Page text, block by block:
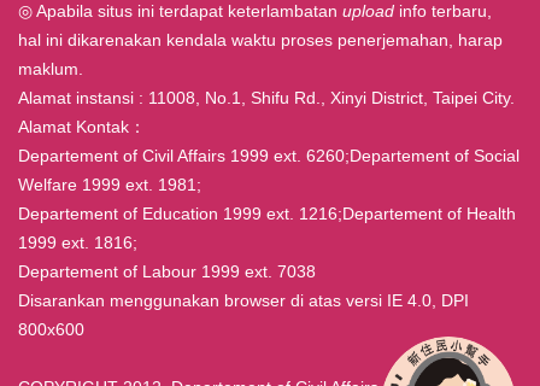
◎ Apabila situs ini terdapat keterlambatan upload info terbaru,
hal ini dikarenakan kendala waktu proses penerjemahan, harap
maklum.
Alamat instansi : 11008, No.1, Shifu Rd., Xinyi District, Taipei City.
Alamat Kontak：
Departement of Civil Affairs 1999 ext. 6260;Departement of Social
Welfare 1999 ext. 1981;
Departement of Education 1999 ext. 1216;Departement of Health
1999 ext. 1816;
Departement of Labour 1999 ext. 7038
Disarankan menggunakan browser di atas versi IE 4.0, DPI
800x600